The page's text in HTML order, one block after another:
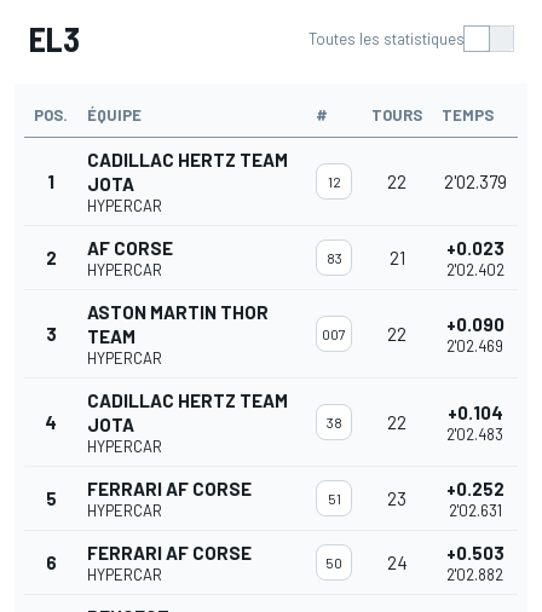
EL3 Toutes les statistiques
POS. ÉQUIPE # TOURS TEMPS
1
CADILLAC HERTZ TEAM
JOTA
HYPERCAR
12 22 2'02.379
2 AF CORSE
HYPERCAR
83 21 +0.023
2'02.402
3
ASTON MARTIN THOR
TEAM
HYPERCAR
007 22 +0.090
2'02.469
4
CADILLAC HERTZ TEAM
JOTA
HYPERCAR
38 22 +0.104
2'02.483
5 FERRARI AF CORSE
HYPERCAR
51 23 +0.252
2'02.631
6 FERRARI AF CORSE
HYPERCAR
50 24 +0.503
2'02.882